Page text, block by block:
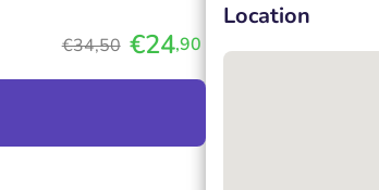
€34,50 €24,90
Location